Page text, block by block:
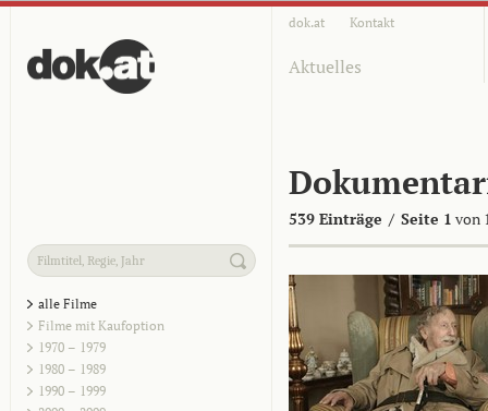
dok.at Kontakt
Aktuelles
539 Einträge / Seite 1 von
alle Filme
Filme mit Kaufoption
1970 – 1979
1980 – 1989
1990 – 1999